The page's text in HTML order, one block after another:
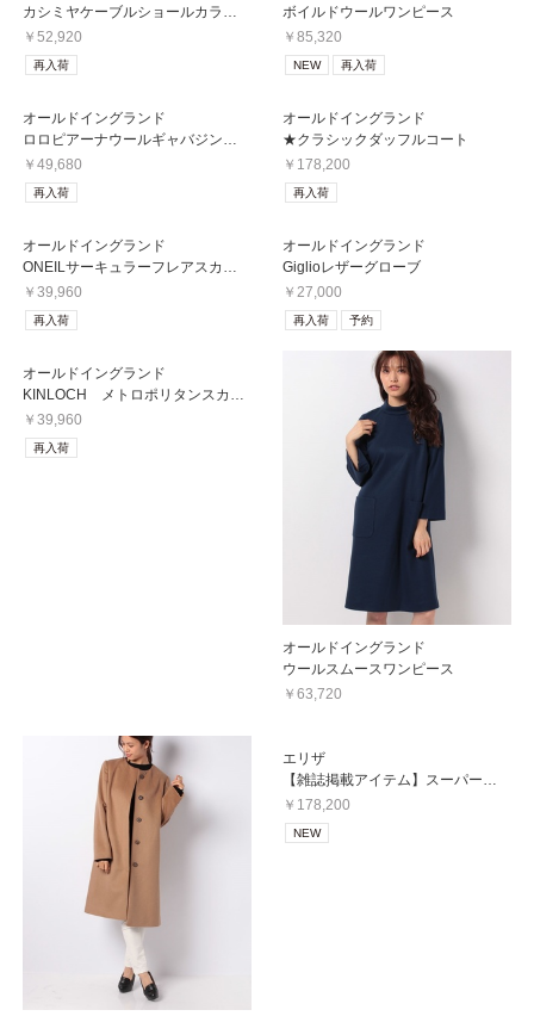
￥52,920
再入荷
ボイルドウールワンピース
￥85,320
NEW 再入荷
オールドイングランド
￥49,680
再入荷
オールドイングランド
★クラシックダッフルコート
￥178,200
再入荷
オールドイングランド
￥39,960
再入荷
オールドイングランド
Giglioレザーグローブ
￥27,000
再入荷 予約
オールドイングランド
￥39,960
再入荷
オールドイングランド
ウールスムースワンピース
￥63,720
エリザ
￥178,200
NEW